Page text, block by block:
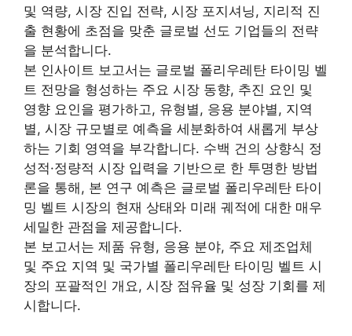
및 역량, 시장 진입 전략, 시장 포지셔닝, 지리적 진
출 현황에 초점을 맞춘 글로벌 선도 기업들의 전략
을 분석합니다.
본 인사이트 보고서는 글로벌 폴리우레탄 타이밍 벨
트 전망을 형성하는 주요 시장 동향, 추진 요인 및
영향 요인을 평가하고, 유형별, 응용 분야별, 지역
별, 시장 규모별로 예측을 세분화하여 새롭게 부상
하는 기회 영역을 부각합니다. 수백 건의 상향식 정
성적·정량적 시장 입력을 기반으로 한 투명한 방법
론을 통해, 본 연구 예측은 글로벌 폴리우레탄 타이
밍 벨트 시장의 현재 상태와 미래 궤적에 대한 매우
세밀한 관점을 제공합니다.
본 보고서는 제품 유형, 응용 분야, 주요 제조업체
및 주요 지역 및 국가별 폴리우레탄 타이밍 벨트 시
장의 포괄적인 개요, 시장 점유율 및 성장 기회를 제
시합니다.